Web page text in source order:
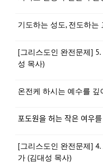
기도하는 성도, 전도하는
[그리스도인 완전문제]
성 목사)
온전케 하시는 예수를
포도원을 허는 작은
[그리스도인 완전문제] 4.
가 (김대성 목사)